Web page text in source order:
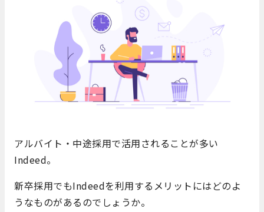
アルバイト・中途採用で活用されることが多い
Indeed。
新卒採用でもIndeedを利用するメリットにはどのよ
うなものがあるのでしょうか。